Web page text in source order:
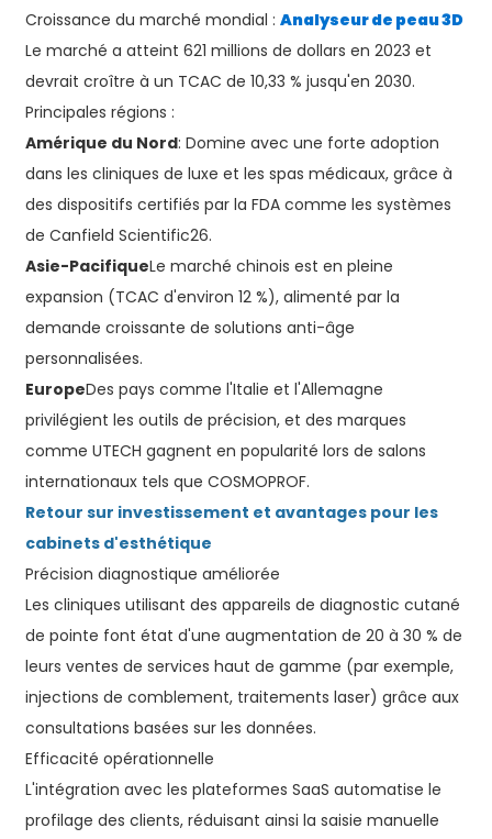
Croissance du marché mondial : Analyseur de peau 3D
Le marché a atteint 621 millions de dollars en 2023 et
devrait croître à un TCAC de 10,33 % jusqu'en 2030.
Principales régions :
Amérique du Nord: Domine avec une forte adoption
dans les cliniques de luxe et les spas médicaux, grâce à
des dispositifs certifiés par la FDA comme les systèmes
de Canfield Scientific26.
Asie-PacifiqueLe marché chinois est en pleine
expansion (TCAC d'environ 12 %), alimenté par la
demande croissante de solutions anti-âge
personnalisées.
EuropeDes pays comme l'Italie et l'Allemagne
privilégient les outils de précision, et des marques
comme UTECH gagnent en popularité lors de salons
internationaux tels que COSMOPROF.
Retour sur investissement et avantages pour les
cabinets d'esthétique
Précision diagnostique améliorée
Les cliniques utilisant des appareils de diagnostic cutané
de pointe font état d'une augmentation de 20 à 30 % de
leurs ventes de services haut de gamme (par exemple,
injections de comblement, traitements laser) grâce aux
consultations basées sur les données.
Efficacité opérationnelle
L'intégration avec les plateformes SaaS automatise le
profilage des clients, réduisant ainsi la saisie manuelle